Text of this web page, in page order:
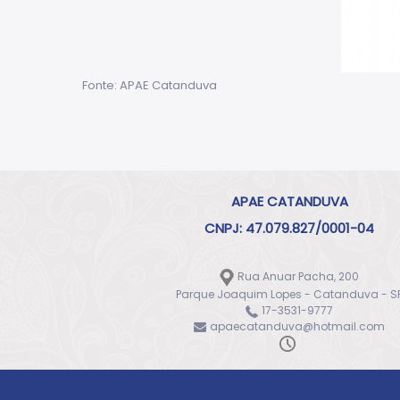
Fonte: APAE Catanduva
APAE CATANDUVA
CNPJ: 47.079.827/0001-04
Rua Anuar Pacha, 200
Parque Joaquim Lopes - Catanduva -
17-3531-9777
apaecatanduva@hotmail.com